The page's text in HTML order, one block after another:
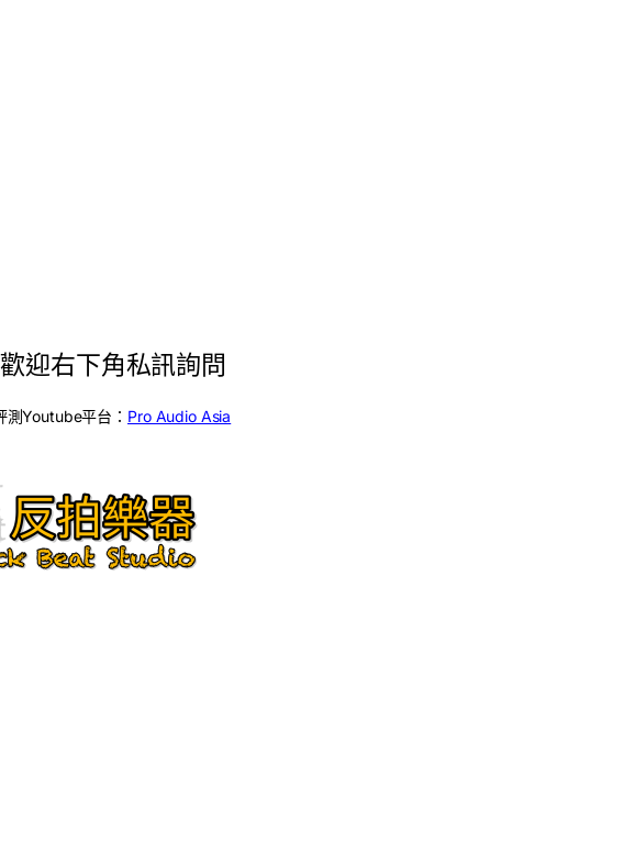
迎右下角私訊詢問
測Youtube平台： Pro Audio Asia